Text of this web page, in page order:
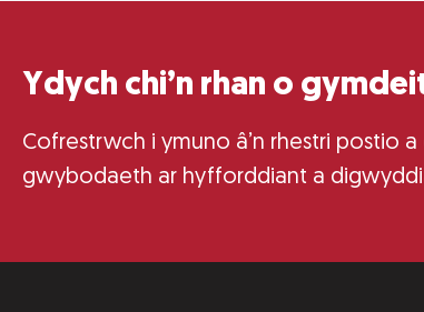
Ydych chi’n rhan o
Cofrestrwch i ymuno â’n rhestri postio
gwybodaeth ar hyfforddiant a